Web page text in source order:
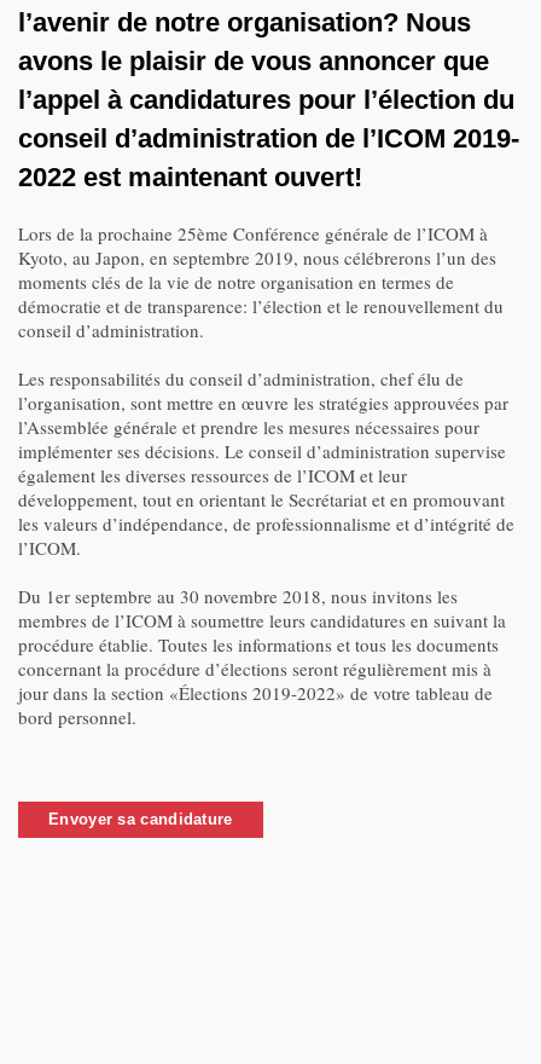
l’avenir de notre organisation? Nous
avons le plaisir de vous annoncer que
l’appel à candidatures pour l’élection du
conseil d’administration de l’ICOM 2019-
2022 est maintenant ouvert!
Lors de la prochaine 25ème Conférence générale de l’ICOM à
Kyoto, au Japon, en septembre 2019, nous célébrerons l’un des
moments clés de la vie de notre organisation en termes de
démocratie et de transparence: l’élection et le renouvellement du
conseil d’administration.
Les responsabilités du conseil d’administration, chef élu de
l’organisation, sont mettre en œuvre les stratégies approuvées par
l’Assemblée générale et prendre les mesures nécessaires pour
implémenter ses décisions. Le conseil d’administration supervise
également les diverses ressources de l’ICOM et leur
développement, tout en orientant le Secrétariat et en promouvant
les valeurs d’indépendance, de professionnalisme et d’intégrité de
l’ICOM.
Du 1er septembre au 30 novembre 2018, nous invitons les
membres de l’ICOM à soumettre leurs candidatures en suivant la
procédure établie. Toutes les informations et tous les documents
concernant la procédure d’élections seront régulièrement mis à
jour dans la section «Élections 2019-2022» de votre tableau de
bord personnel.
Envoyer sa candidature